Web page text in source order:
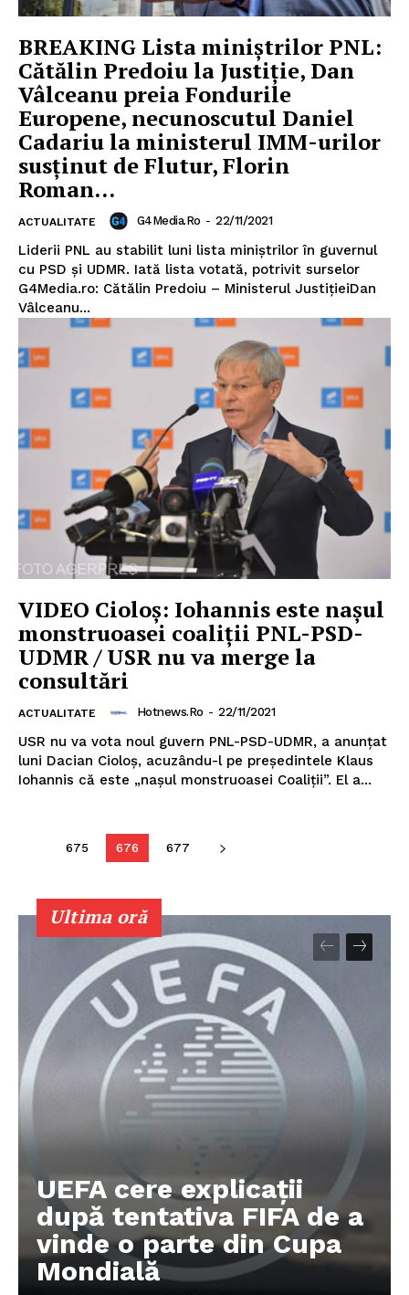
Un proiect
FREEDOM HOUSE ROMÂNIA
PRESShub
Despre noi / Echipa
Proiecte editoriale
Rețea
BREAKING Lista miniștrilor PNL:
Cătălin Predoiu la Justiție, Dan
Vâlceanu preia Fondurile
Europene, necunoscutul Daniel
Cadariu la ministerul IMM-urilor
susținut de Flutur, Florin
Roman...
ACTUALITATE G4Media.ro - 22/11/2021
Liderii PNL au stabilit luni lista miniștrilor în guvernul
cu PSD și UDMR. Iată lista votată, potrivit surselor
G4Media.ro: Cătălin Predoiu – Ministerul JustițieiDan
Vâlceanu...
VIDEO Cioloș: Iohannis este nașul
monstruoasei coaliții PNL-PSD-
UDMR / USR nu va merge la
consultări
ACTUALITATE Hotnews.ro - 22/11/2021
USR nu va vota noul guvern PNL-PSD-UDMR, a anunțat
luni Dacian Cioloș, acuzându-l pe președintele Klaus
Iohannis că este „nașul monstruoasei Coaliții”. El a...
675 676 677
Ultima oră
UEFA cere explicații
după tentativa FIFA de a
vinde o parte din Cupa
Mondială